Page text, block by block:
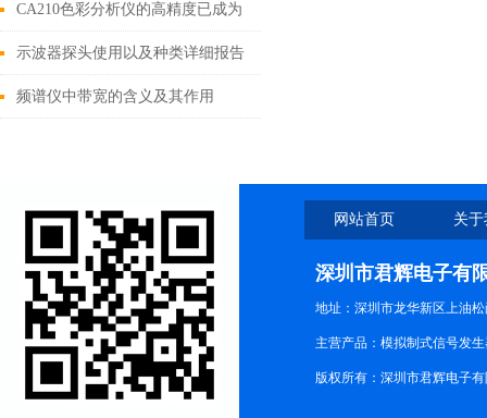
CA210色彩分析仪的高精度已成为
显示器行业的标准
示波器探头使用以及种类详细报告
频谱仪中带宽的含义及其作用
网站首页 关
深圳市君辉电子有
地址：深圳市龙华新区上油松
主营产品：模拟制式信号发
版权所有：深圳市君辉电子